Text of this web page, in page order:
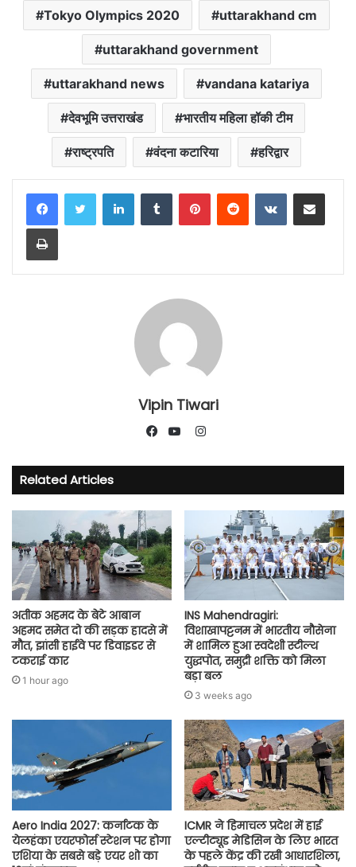
o
k
p
p
r
a
m
n
k
Tokyo Olympics 2020 uttarakhand cm
uttarakhand government
uttarakhand news vandana katariya
देवभूमि उत्तराखंड भारतीय महिला हॉकी टीम
राष्ट्रपति वंदना कटारिया हरिद्वार
LinkedInTumblr PinterestReddit VKontakteShare via Email
Print
Vipin Tiwari
Instagram
Related Articles
अतीक अहमद के बेटे आबान
अहमद समेत दो की सड़क हादसे में
मौत, झांसी हाईवे पर डिवाइडर से
टकराई कार
1 hour ago
INS Mahendragiri:
विशाखापट्टनम में भारतीय नौसेना
में शामिल हुआ स्वदेशी स्टील्थ
युद्धपोत, समुद्री शक्ति को मिला
बड़ा बल
3 weeks ago
Aero India 2027: कर्नाटक के
येलहंका एयरफोर्स स्टेशन पर होगा
एशिया के सबसे बड़े एयर शो का
ICMR ने हिमाचल प्रदेश में हाई
एल्टीट्यूड मेडिसिन के लिए भारत
के पहले केंद्र की रखी आधारशिला,